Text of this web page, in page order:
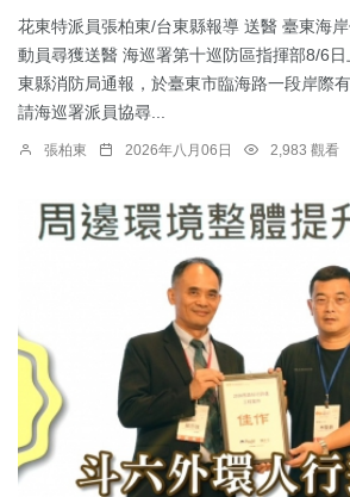
花東特派員張柏東/台東縣報導 送醫 臺東海
動員尋獲送醫 海巡署第十巡防區指揮部8/6
東縣消防局通報，於臺東市臨海路一段岸際
請海巡署派員協尋...
張柏東 2026年八月06日 2,983 觀看